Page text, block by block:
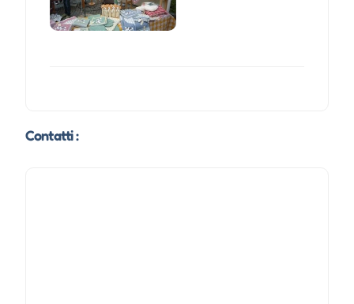
Contatti :